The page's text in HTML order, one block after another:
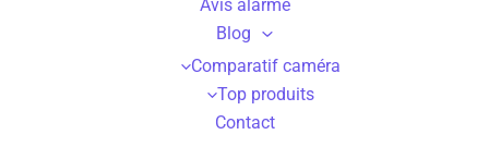
Avis alarme
Blog
Comparatif caméra
Top produits
Contact